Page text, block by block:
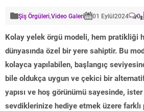
Şiş Örgüleri,Video Galeri 01 Eylül2024 0
Kolay yelek örgü modeli, hem pratikliği
dünyasında özel bir yere sahiptir. Bu
kolayca yapılabilen, başlangıç
bile oldukça uygun ve çekici bir
yapısı ve hoş görünümü sayesinde,
sevdiklerinize hediye etmek üzere